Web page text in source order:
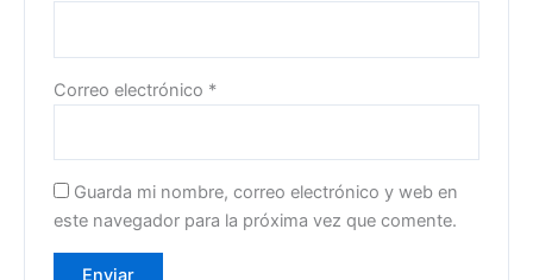
Correo electrónico *
Guarda mi nombre, correo electrónico y web en
este navegador para la próxima vez que comente.